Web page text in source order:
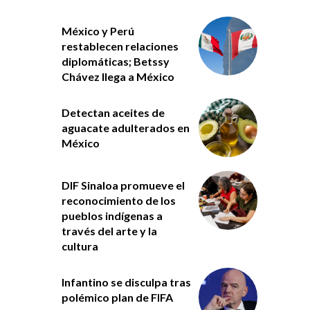
México y Perú
restablecen relaciones
diplomáticas; Betssy
Chávez llega a México
Detectan aceites de
aguacate adulterados en
México
DIF Sinaloa promueve el
reconocimiento de los
pueblos indígenas a
través del arte y la
cultura
Infantino se disculpa tras
polémico plan de FIFA